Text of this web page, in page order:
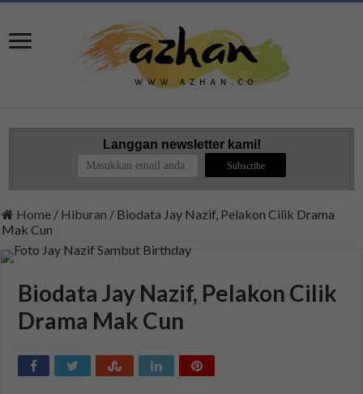
Langgan newsletter kami!
Home / Hiburan / Biodata Jay Nazif, Pelakon Cilik Drama
Mak Cun
Biodata Jay Nazif, Pelakon Cilik
Drama Mak Cun